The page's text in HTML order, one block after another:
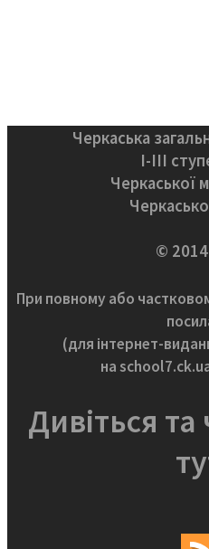
Черкаська
І-ІІІ
Черкаської
©
При повному або
(для інтернет-
на
Дивіться